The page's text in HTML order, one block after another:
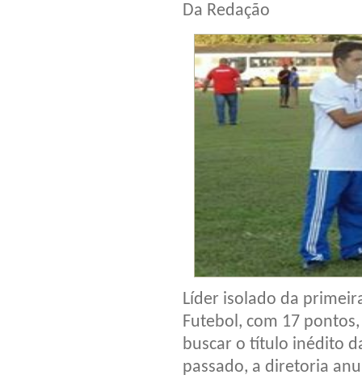
Da Redação
Líder isolado da
Futebol, com 17
buscar o título inédito
passado, a diretoria